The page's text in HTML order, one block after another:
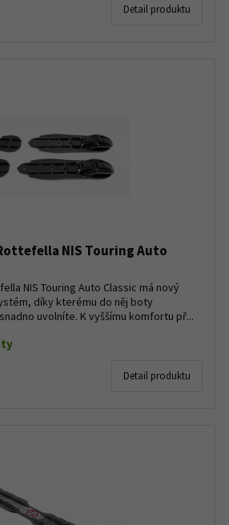
Detail produktu
NIS Touring Auto
NIS Touring Auto Classic má nový
díky kterému do něj boty
uvolníte. K vyššímu komfortu př...
Detail produktu